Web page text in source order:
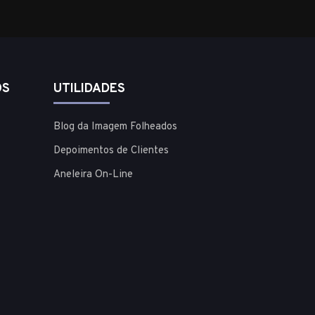
UTILIDADES
Blog da Imagem Folheados
Depoimentos de Clientes
Aneleira On-Line